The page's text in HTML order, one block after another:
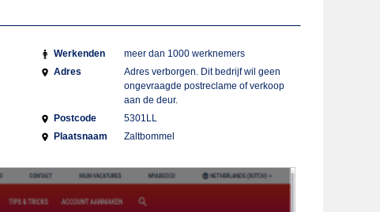
Werkenden
meer dan 1000 werknemers
Adres
Adres verborgen. Dit bedrijf wil geen
ongevraagde postreclame of verkoop
aan de deur.
Postcode
5301LL
Plaatsnaam
Zaltbommel